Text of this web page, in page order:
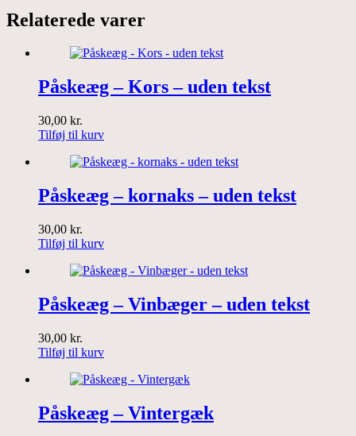
Relaterede varer
Påskeæg – Kors – uden tekst
30,00 kr.
Tilføj til kurv
Påskeæg – kornaks – uden tekst
30,00 kr.
Tilføj til kurv
Påskeæg – Vinbæger – uden tekst
30,00 kr.
Tilføj til kurv
Påskeæg – Vintergæk